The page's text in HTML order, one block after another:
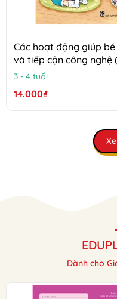
Các hoạt động giúp
và tiếp cận công nghệ
tuổi)
3 - 4 tuổi
14.000₫
Dành cho